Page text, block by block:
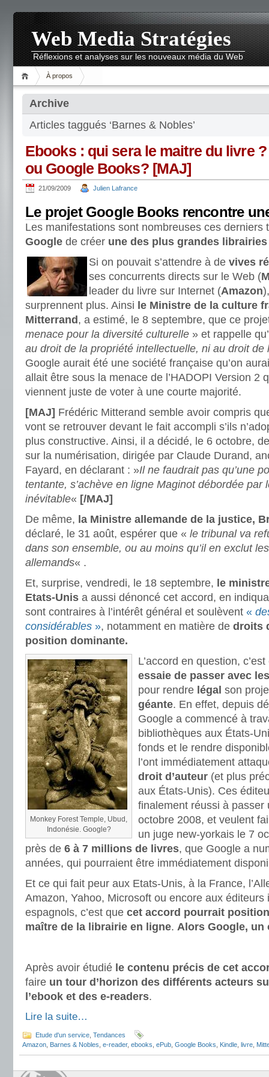
Web Media Stratégies
Réflexions et analyses sur les nouveaux média du Web
À propos
Archive
Articles taggués ‘Barnes & Nobles’
Ebooks : qui sera le maitre du livre
ou Google Books? [MAJ]
21/09/2009 Julien Lafrance
Le projet Google Books rencontre
Les manifestations sont nombreuses ces derniers
Google de créer une des plus grandes
Si on pouvait s’attendre à de vives
ses concurrents directs sur le Web (
leader du livre sur Internet (Amazon
surprennent plus. Ainsi le Ministre de la culture
Mitterrand , a estimé, le 8 septembre, que ce
menace pour la diversité culturelle » et rappelle
au droit de la propriété intellectuelle, ni au droit de
Google aurait été une société française qu’on
allait être sous la menace de l’HADOPI Version 2
viennent juste de voter à une courte majorité.
[MAJ] Frédéric Mitterand semble avoir compris
vont se retrouver devant le fait accompli s’ils
plus constructive. Ainsi, il a décidé, le 6 octobre,
sur la numérisation, dirigée par Claude Durand,
Fayard, en déclarant : »Il ne faudrait pas qu’une
tentante, s’achève en ligne Maginot débordée par
inévitable« [/MAJ]
De même, la Ministre allemande de la justice,
déclaré, le 31 août, espérer que « le tribunal va
dans son ensemble, ou au moins qu’il en exclut
allemands« .
Et, surprise, vendredi, le 18 septembre, le
Etats-Unis a aussi dénoncé cet accord, en
sont contraires à l’intérêt général et soulèvent «
considérables », notamment en matière de droits
position dominante.
Monkey Forest Temple, Ubud,
Indonésie. Google?
L’accord en question,
essaie de passer avec
pour rendre légal son
géante. En effet, depuis
Google a commencé à
bibliothèques aux États-
fonds et le rendre
l’ont immédiatement
droit d’auteur (et plus
aux États-Unis). Ces
finalement réussi à passer
octobre 2008, et veulent
un juge new-yorkais le 7
près de 6 à 7 millions de livres, que Google a
années, qui pourraient être immédiatement
Et ce qui fait peur aux Etats-Unis, à la France,
Amazon, Yahoo, Microsoft ou encore aux éditeurs
espagnols, c’est que cet accord pourrait
maître de la librairie en ligne. Alors Google, un
Après avoir étudié le contenu précis de cet
faire un tour d’horizon des différents acteurs
l’ebook et des e-readers.
Lire la suite…
Etude d'un service Tendances
Amazon Barnes & Nobles e-reader, ebooks ePub Google Books Kindle livre